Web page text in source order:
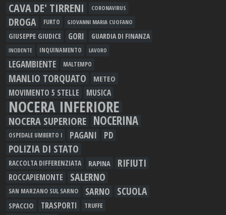
CAVA DE' TIRRENI CORONAVIRUS
DROGA FURTO GIOVANNI MARIA CUOFANO
GIUSEPPE GIUDICE GORI GUARDIA DI FINANZA
INCIDENTE INQUINAMENTO LAVORO
LEGAMBIENTE MALTEMPO
MANLIO TORQUATO METEO
MOVIMENTO 5 STELLE MUSICA
NOCERA INFERIORE
NOCERA SUPERIORE NOCERINA
OSPEDALE UMBERTO I PAGANI PD
POLIZIA DI STATO
RACCOLTA DIFFERENZIATA RAPINA RIFIUTI
ROCCAPIEMONTE SALERNO
SAN MARZANO SUL SARNO SARNO SCUOLA
SPACCIO TRASPORTI TRUFFE